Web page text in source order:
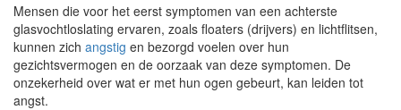
Mensen die voor het eerst symptomen van een achterste
glasvochtloslating ervaren, zoals floaters (drijvers) en lichtflitsen,
kunnen zich angstig en bezorgd voelen over hun
gezichtsvermogen en de oorzaak van deze symptomen. De
onzekerheid over wat er met hun ogen gebeurt, kan leiden tot
angst.